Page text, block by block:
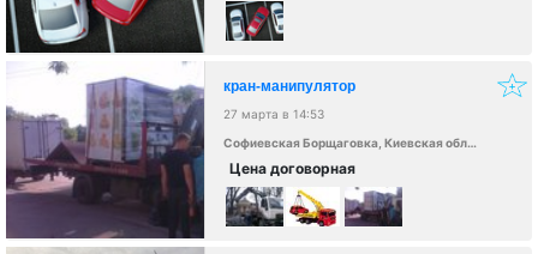
кран-манипулятор
27 марта в 14:53
Софиевская Борщаговка, Киевская область, Украина
Цена договорная